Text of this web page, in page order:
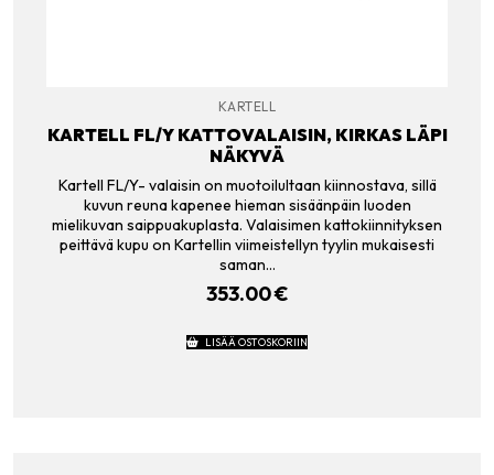
KARTELL
KARTELL FL/Y KATTOVALAISIN, KIRKAS LÄPI
NÄKYVÄ
Kartell FL/Y- valaisin on muotoilultaan kiinnostava, sillä
kuvun reuna kapenee hieman sisäänpäin luoden
mielikuvan saippuakuplasta. Valaisimen kattokiinnityksen
peittävä kupu on Kartellin viimeistellyn tyylin mukaisesti
saman…
353.00€
LISÄÄ OSTOSKORIIN